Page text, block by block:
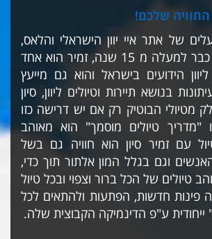
שלכם!
של אתר איי יוון הישראלי והלאס,
מטייל וותיק ביוון כבר למעלה מ 15 שנה, זמיר הוא אחד
ליוון הידועים בישראל והוא גם מייעץ
בנושא תיירות וטיולים ליוון, סיון
מטיולי הבוטיק רק אם יש דרישה כזו
"מדריך טיולים מוסמך" הוא מאוהב
עם זמיר סיון הוא חוויה גם בשל
וגם בגלל המון אלתור תוך כדי,
טיולים של הכל ברור וצפוי ובכל טיול
חדשות, הפתעות ולהתאים לכל
ע"פ הדינמיקה הקבוצית שלה.